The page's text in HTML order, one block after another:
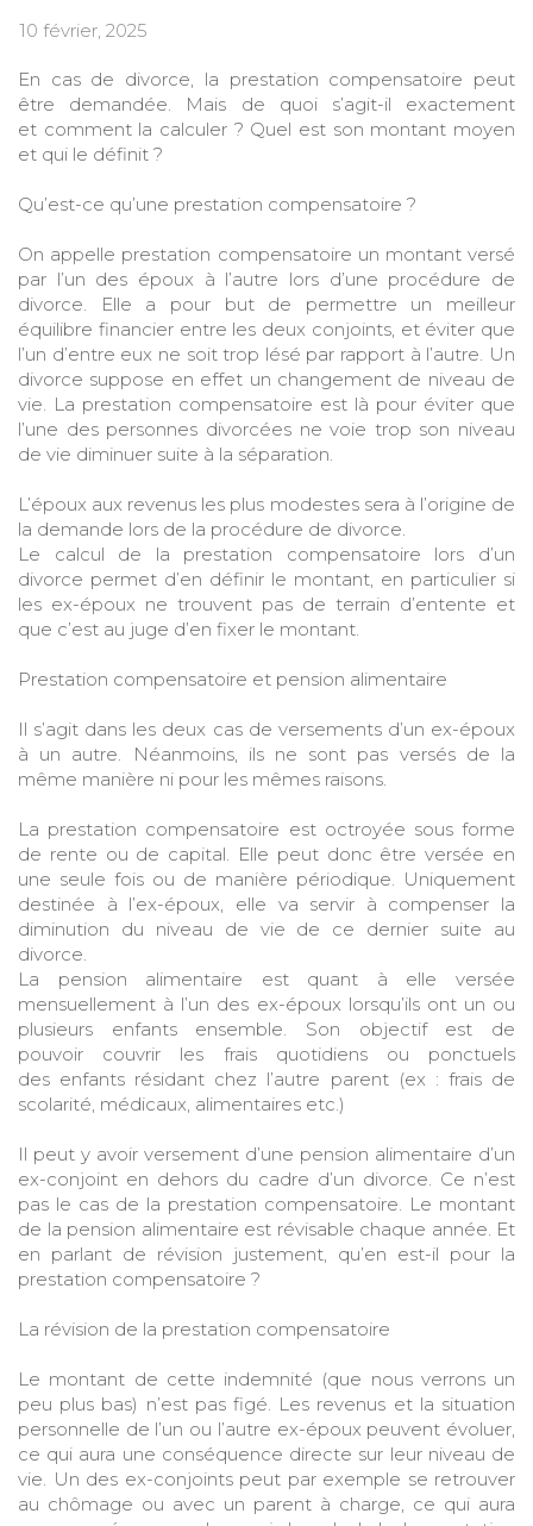
10 février, 2025
En cas de divorce, la prestation compensatoire peut
être demandée. Mais de quoi s’agit-il exactement
et comment la calculer ? Quel est son montant moyen
et qui le définit ?
Qu’est-ce qu’une prestation compensatoire ?
On appelle prestation compensatoire un montant versé
par l’un des époux à l’autre lors d’une procédure de
divorce. Elle a pour but de permettre un meilleur
équilibre financier entre les deux conjoints, et éviter que
l’un d’entre eux ne soit trop lésé par rapport à l’autre. Un
divorce suppose en effet un changement de niveau de
vie. La prestation compensatoire est là pour éviter que
l’une des personnes divorcées ne voie trop son niveau
de vie diminuer suite à la séparation.
L’époux aux revenus les plus modestes sera à l’origine de
la demande lors de la procédure de divorce.
Le calcul de la prestation compensatoire lors d’un
divorce permet d’en définir le montant, en particulier si
les ex-époux ne trouvent pas de terrain d’entente et
que c’est au juge d’en fixer le montant.
Prestation compensatoire et pension alimentaire
Il s’agit dans les deux cas de versements d’un ex-époux
à un autre. Néanmoins, ils ne sont pas versés de la
même manière ni pour les mêmes raisons.
La prestation compensatoire est octroyée sous forme
de rente ou de capital. Elle peut donc être versée en
une seule fois ou de manière périodique. Uniquement
destinée à l’ex-époux, elle va servir à compenser la
diminution du niveau de vie de ce dernier suite au
divorce.
La pension alimentaire est quant à elle versée
mensuellement à l’un des ex-époux lorsqu’ils ont un ou
plusieurs enfants ensemble. Son objectif est de
pouvoir couvrir les frais quotidiens ou ponctuels
des enfants résidant chez l’autre parent (ex : frais de
scolarité, médicaux, alimentaires etc.)
Il peut y avoir versement d’une pension alimentaire d’un
ex-conjoint en dehors du cadre d’un divorce. Ce n’est
pas le cas de la prestation compensatoire. Le montant
de la pension alimentaire est révisable chaque année. Et
en parlant de révision justement, qu’en est-il pour la
prestation compensatoire ?
La révision de la prestation compensatoire
Le montant de cette indemnité (que nous verrons un
peu plus bas) n’est pas figé. Les revenus et la situation
personnelle de l’un ou l’autre ex-époux peuvent évoluer,
ce qui aura une conséquence directe sur leur niveau de
vie. Un des ex-conjoints peut par exemple se retrouver
au chômage ou avec un parent à charge, ce qui aura